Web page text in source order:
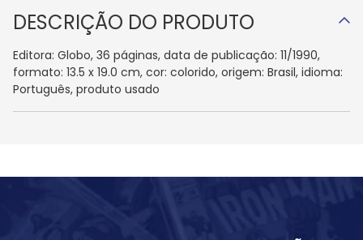
DESCRIÇÃO DO PRODUTO
Editora: Globo, 36 páginas, data de publicação: 11/1990,
formato: 13.5 x 19.0 cm, cor: colorido, origem: Brasil, idioma:
Português, produto usado